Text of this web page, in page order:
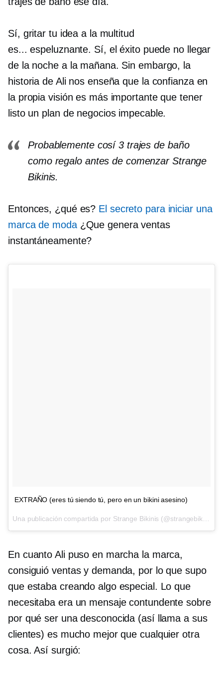
Sí, gritar tu idea a la multitud
es...espeluznante. Sí, el éxito puede no llegar
de la noche a la mañana. Sin embargo, la
historia de Ali nos enseña que la confianza en
la propia visión es más importante que tener
listo un plan de negocios impecable.
Probablemente cosí 3 trajes de baño
como regalo antes de comenzar Strange
Bikinis.
Entonces, ¿qué es? El secreto para iniciar una
marca de moda¿Que genera ventas
instantáneamente?
EXTRAÑO (eres tú siendo tú, pero en un bikini asesino)
En cuanto Ali puso en marcha la marca,
consiguió ventas y demanda, por lo que supo
que estaba creando algo especial. Lo que
necesitaba era un mensaje contundente sobre
por qué ser una desconocida (así llama a sus
clientes) es mucho mejor que cualquier otra
cosa. Así surgió: